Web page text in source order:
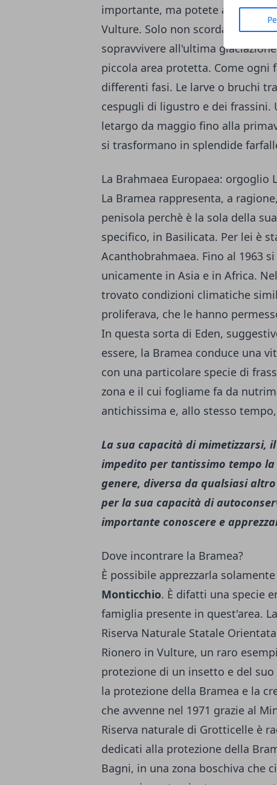
importante, ma potete anche
Vulture. Solo non scordate che è
sopravvivere all'ultima
piccola area protetta. Come ogni
differenti fasi. Le larve o bruchi
cespugli di ligustro e dei frassini.
letargo da maggio fino alla
si trasformano in splendide
La Brahmaea Europaea:
La Bramea rappresenta, a
penisola perchè è la sola della
specifico, in Basilicata. Per lei è
Acanthobrahmaea. Fino al 1963
unicamente in Asia e in Africa.
trovato condizioni climatiche
proliferava, che le hanno
In questa sorta di Eden,
essere, la Bramea conduce una
con una particolare specie di
zona e il cui fogliame fa da
antichissima e, allo stesso
La sua capacità di mimetizzarsi,
impedito per tantissimo tempo la
genere, diversa da qualsiasi
per la sua capacità di
importante conoscere e
Dove incontrare la Bramea?
È possibile apprezzarla
Monticchio. È difatti una specie
famiglia presente in quest'area.
Riserva Naturale Statale
Rionero in Vulture, un raro
protezione di un insetto e del
la protezione della Bramea e la
che avvenne nel 1971 grazie al
Riserva naturale di Grotticelle è
dedicati alla protezione della
Bagni, in una zona boschiva che